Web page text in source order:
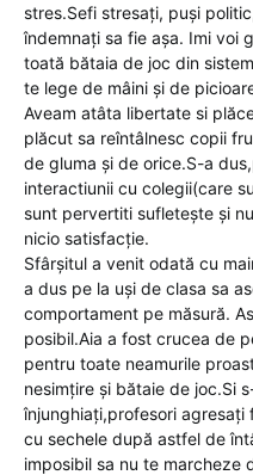
stres.Sefi stresați, puși
îndemnați sa fie așa. Imi voi
toată bătaia de joc din
te lege de mâini și de
Aveam atâta libertate si
plăcut sa reîntâlnesc copii
de gluma și de orice.S-a
interactiunii cu colegii(care
sunt pervertiti sufletește și
nicio satisfacție.
Sfârșitul a venit odată cu
a dus pe la uși de clasa sa
comportament pe măsură.
posibil.Aia a fost crucea de
pentru toate neamurile
nesimțire și bătaie de joc.Si
înjunghiați,profesori agresați
cu sechele după astfel de
imposibil sa nu te marcheze